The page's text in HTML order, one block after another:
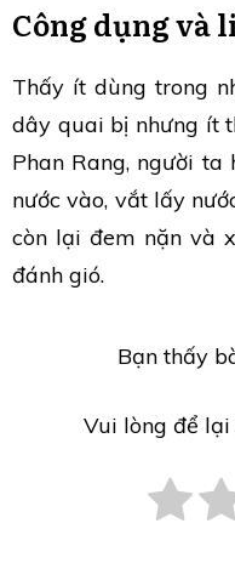
Công dụng và
Thấy ít dùng trong
dây quai bị nhưng ít
Phan Rang, người
nước vào, vắt lấy
còn lại đem nặn và
đánh gió.
Bạn thấy
Vui lòng để